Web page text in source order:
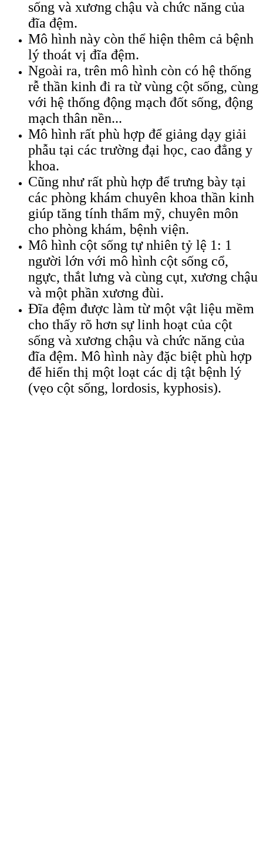
sống và xương chậu và chức năng của
đĩa đệm.
Mô hình này còn thể hiện thêm cả bệnh
lý thoát vị đĩa đệm.
Ngoài ra, trên mô hình còn có hệ thống
rễ thần kinh đi ra từ vùng cột sống, cùng
với hệ thống động mạch đốt sống, động
mạch thân nền...
Mô hình rất phù hợp để giảng dạy giải
phẫu tại các trường đại học, cao đẳng y
khoa.
Cũng như rất phù hợp để trưng bày tại
các phòng khám chuyên khoa thần kinh
giúp tăng tính thẩm mỹ, chuyên môn
cho phòng khám, bệnh viện.
Mô hình cột sống tự nhiên tỷ lệ 1: 1
người lớn với mô hình cột sống cổ,
ngực, thắt lưng và cùng cụt, xương chậu
và một phần xương đùi.
Đĩa đệm được làm từ một vật liệu mềm
cho thấy rõ hơn sự linh hoạt của cột
sống và xương chậu và chức năng của
đĩa đệm. Mô hình này đặc biệt phù hợp
để hiển thị một loạt các dị tật bệnh lý
(vẹo cột sống, lordosis, kyphosis).